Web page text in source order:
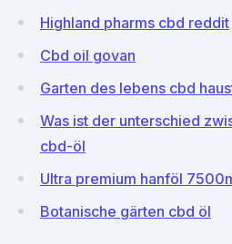
Highland pharms cbd reddit
Cbd oil govan
Garten des lebens cbd
Was ist der unterschied
cbd-öl
Ultra premium hanföl
Botanische gärten cbd öl